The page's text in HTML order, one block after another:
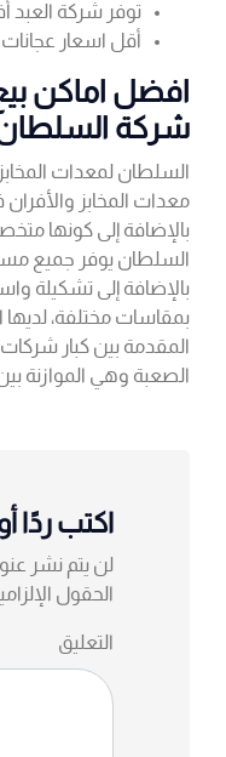
توفر شركة العبد
أقل اسعار
افضل اماكن
شركة
السلطان لمعدات
معدات المخابز
بالإضافة إلى كونها
السلطان يوفر جميع
بالإضافة إلى تشكيلة
بمقاسات مختلفة، لديها
المقدمة بين كبار
الصعبة وهي الموازنة
اكتب ردًا
لن يتم نشر
الحقول
التعليق